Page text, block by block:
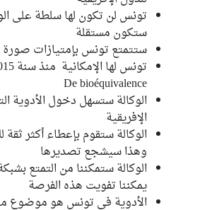
تونس لن تكون لها سلطة على
ستكون مستقلة
ستتمتع تونس بإمتيازات صورة
De bioéquivalence
الوكالة ستسهل دخول الأدوية
الإفريقية
الوكالة ستقوم بإعطاء أكثر ثقة
وهذا سيشجع تصديرها
الوكالة ستمكننا من التمتع
يمكننا تفويت هذه الفرصة
الأدوية في تونس هو موضوع